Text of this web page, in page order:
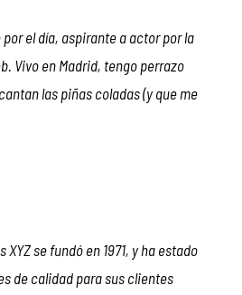
por el día, aspirante a actor por la
Vivo en Madrid, tengo perrazo
las piñas coladas (y que me
se fundó en 1971, y ha estado
de calidad para sus clientes